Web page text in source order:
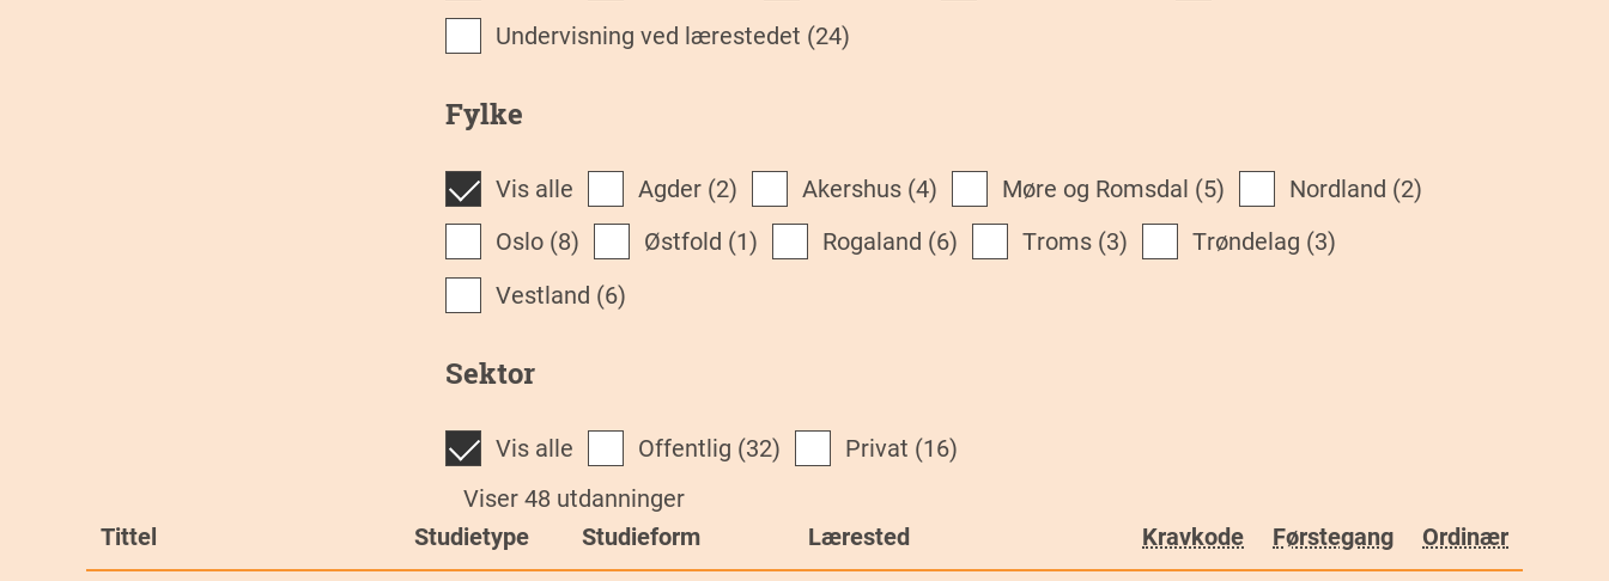
Undervisning ved lærestedet (24)
Fylke
Vis alle Agder (2) Akershus (4) Møre og Romsdal (5) Nordland (2)
Oslo (8) Østfold (1) Rogaland (6) Troms (3) Trøndelag (3)
Vestland (6)
Sektor
Vis alle Offentlig (32) Privat (16)
Viser 48 utdanninger
Tittel
Studietype Studieform Lærested Kravkode Førstegang Ordinær